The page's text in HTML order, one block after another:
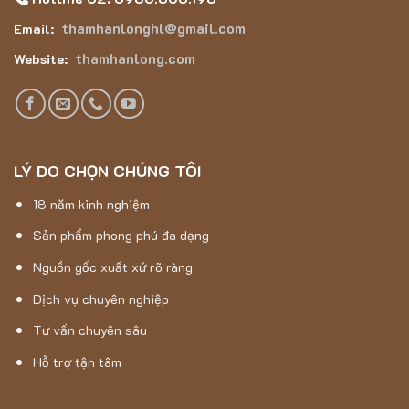
Thảm Hán Long – Thảm Lông Dài 5D – 7003
Email: thamhanlonghl@gmail.com
Website: thamhanlong.com
LÝ DO CHỌN CHÚNG TÔI
18 năm kinh nghiệm
Sản phẩm phong phú đa dạng
Nguồn gốc xuất xứ rõ ràng
Dịch vụ chuyên nghiệp
Tư vấn chuyên sâu
Hỗ trợ tận tâm